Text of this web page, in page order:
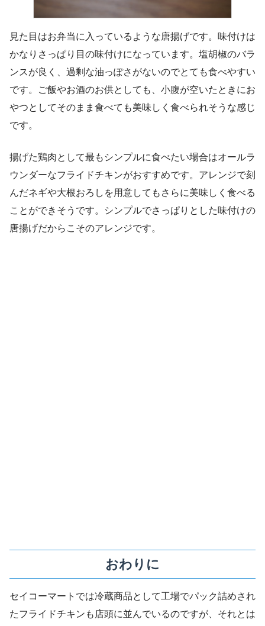
見た目はお弁当に入っているような唐揚げです。味付けは
かなりさっぱり目の味付けになっています。塩胡椒のバラ
ンスが良く、過剰な油っぽさがないのでとても食べやすい
です。ご飯やお酒のお供としても、小腹が空いたときにお
やつとしてそのまま食べても美味しく食べられそうな感じ
です。
揚げた鶏肉として最もシンプルに食べたい場合はオールラ
ウンダーなフライドチキンがおすすめです。アレンジで刻
んだネギや大根おろしを用意してもさらに美味しく食べる
ことができそうです。シンプルでさっぱりとした味付けの
唐揚げだからこそのアレンジです。
おわりに
セイコーマートでは冷蔵商品として工場でパック詰めされ
たフライドチキンも店頭に並んでいるのですが、それとは